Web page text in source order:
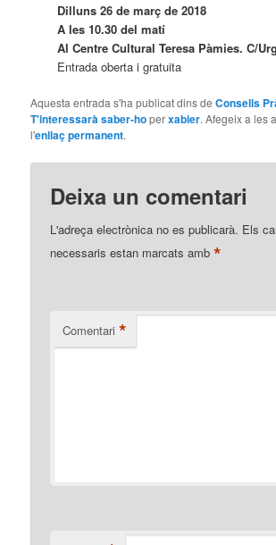
Dilluns 26 de març de 2018
A les 10.30 del matí
Al Centre Cultural Teresa Pàmies. C/
Entrada oberta i gratuita
Aquesta entrada s'ha publicat dins deConsells
T'interessarà saber-hoperxabier. Afegeix a les
l'enllaç permanent.
Deixa un comentari
L'adreça electrònica no es publicarà. Els
necessaris estan marcats amb*
Comentari *